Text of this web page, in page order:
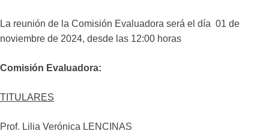
La reunión de la Comisión Evaluadora será el día 01 de
noviembre de 2024, desde las 12:00 horas
Comisión Evaluadora:
TITULARES
Prof. Lilia Verónica LENCINAS